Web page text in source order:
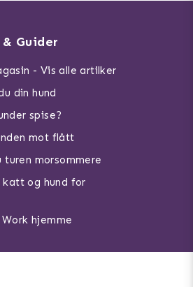
Guider
- Vis alle artilker
din hund
spise?
mot flått
turen morsommere
katt og hund for
hjemme